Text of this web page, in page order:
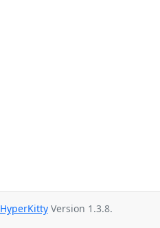
HyperKittyVersion 1.3.8.